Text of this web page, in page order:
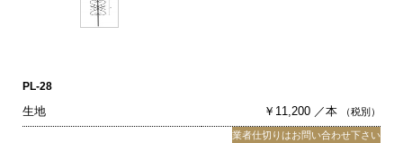
PL-28
生地 ￥11,200 ／本 （税別）
業者仕切りはお問い合わせ下さい